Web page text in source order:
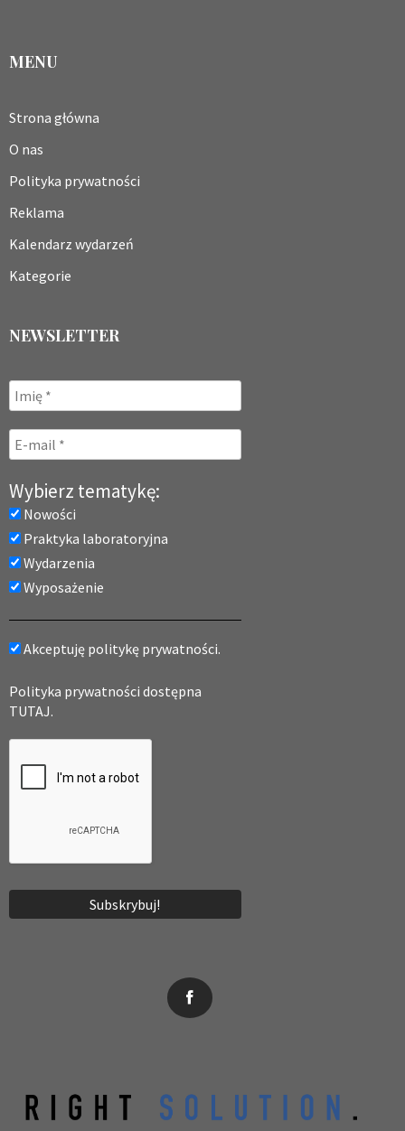
MENU
Strona główna
O nas
Polityka prywatności
Reklama
Kalendarz wydarzeń
Kategorie
NEWSLETTER
Wybierz tematykę:
Nowości
Praktyka laboratoryjna
Wydarzenia
Wyposażenie
Akceptuję politykę prywatności.
Polityka prywatności dostępna
TUTAJ.